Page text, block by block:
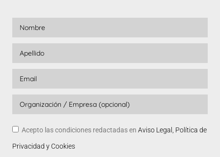
Acepto las condiciones redactadas en Aviso Legal, Política de
Privacidad y Cookies